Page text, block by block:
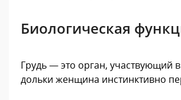
Биологическая
Грудь — это орган, участвующий
дольки женщина инстинктивно